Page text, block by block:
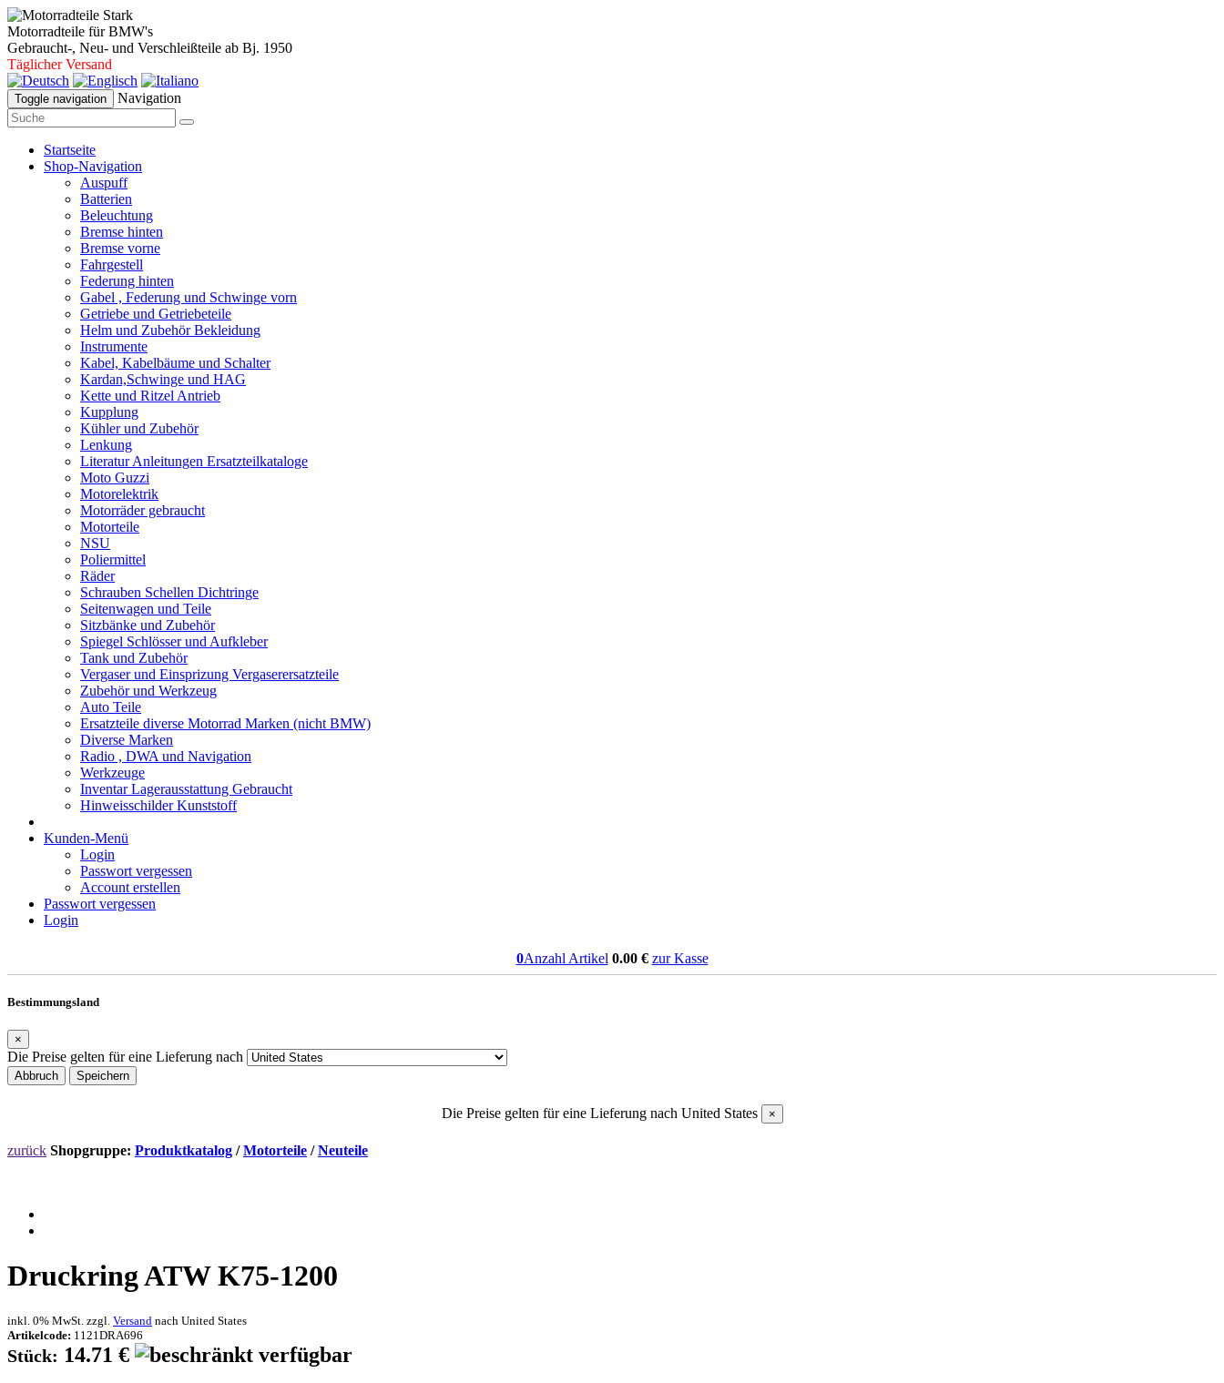
Motorradteile für BMW's
Gebraucht-, Neu- und Verschleißteile ab Bj. 1950
Täglicher Versand
Toggle navigation Navigation
Startseite
Shop-Navigation
Auspuff
Batterien
Beleuchtung
Bremse hinten
Bremse vorne
Fahrgestell
Federung hinten
Gabel , Federung und Schwinge vorn
Getriebe und Getriebeteile
Helm und Zubehör Bekleidung
Instrumente
Kabel, Kabelbäume und Schalter
Kardan,Schwinge und HAG
Kette und Ritzel Antrieb
Kupplung
Kühler und Zubehör
Lenkung
Literatur Anleitungen Ersatzteilkataloge
Moto Guzzi
Motorelektrik
Motorräder gebraucht
Motorteile
NSU
Poliermittel
Räder
Schrauben Schellen Dichtringe
Seitenwagen und Teile
Sitzbänke und Zubehör
Spiegel Schlösser und Aufkleber
Tank und Zubehör
Vergaser und Einsprizung Vergaserersatzteile
Zubehör und Werkzeug
Auto Teile
Ersatzteile diverse Motorrad Marken (nicht BMW)
Diverse Marken
Radio , DWA und Navigation
Werkzeuge
Inventar Lagerausstattung Gebraucht
Hinweisschilder Kunststoff
Kunden-Menü
Login
Passwort vergessen
Account erstellen
Passwort vergessen
Login
0Anzahl Artikel 0.00€ zur Kasse
Bestimmungsland
×
Die Preise gelten für eine Lieferung nach
Abbruch Speichern
Die Preise gelten für eine Lieferung nach United States ×
zurück Shopgruppe: Produktkatalog /Motorteile /Neuteile
Druckring ATW K75-1200
inkl. 0% MwSt. zzgl. Versand nach United States
Artikelcode: 1121DRA696
Stück: 14.71 €